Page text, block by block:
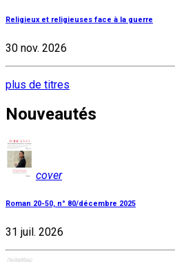
Religieux et religieuses face à la guerre
30 nov. 2026
plus de titres
Nouveautés
cover
Roman 20-50, n° 80/décembre 2025
31 juil. 2026